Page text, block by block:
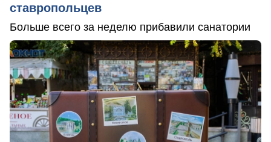
ставропольцев
Больше всего за неделю прибавили санатории